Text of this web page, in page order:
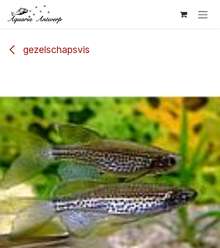
Overslaan naar inhoud
gezelschapsvis